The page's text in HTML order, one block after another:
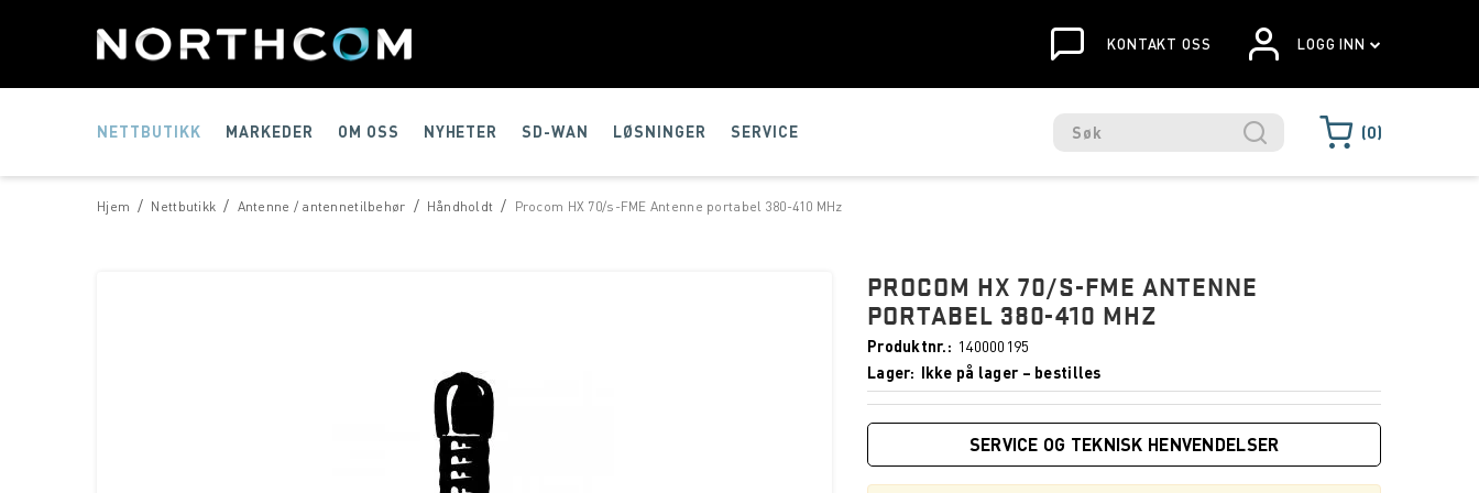
KONTAKT OSS LOGG INN
NETTBUTIKK MARKEDER OM OSS NYHETER SD-WAN LØSNINGER SERVICE 0
/
Hjem /
Nettbutikk /
Antenne / antennetilbehør /
Håndholdt Procom HX 70/s-FME Antenne portabel 380-410 MHz
PROCOM HX 70/S-FME ANTENNE
PORTABEL 380-410 MHZ
Produktnr.
140000195
Lager
Ikke på lager – bestilles
SERVICE OG TEKNISK HENVENDELSER